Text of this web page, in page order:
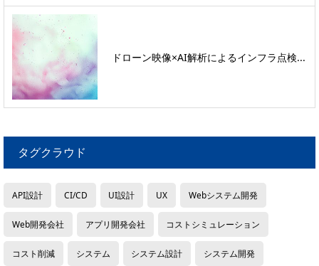
ドローン映像×AI解析によるインフラ点検...
タグクラウド
API設計 CI/CD UI設計 UX Webシステム開発
Web開発会社 アプリ開発会社 コストシミュレーション
コスト削減 システム システム設計 システム開発